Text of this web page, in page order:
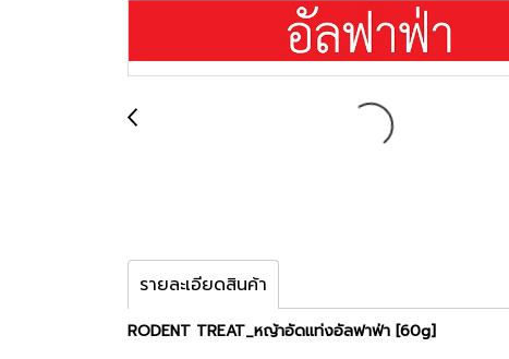
รายละเอียดสินค้า
RODENT TREAT_หญ้าอัดแท่งอัลฟาฟ่า [60g]